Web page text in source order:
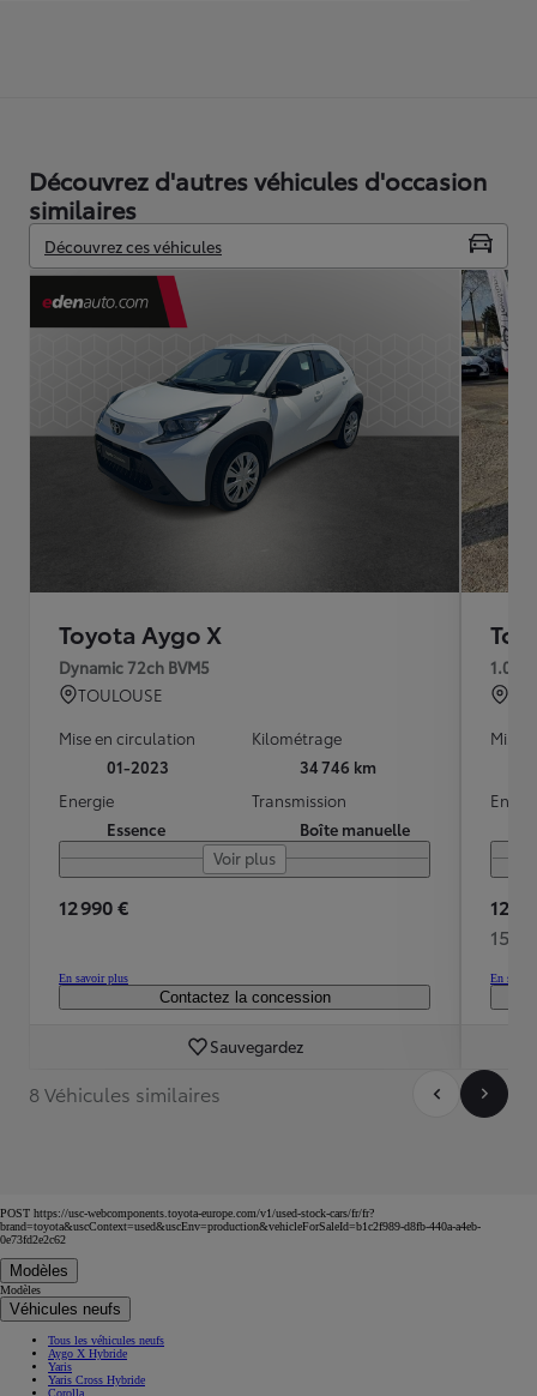
Découvrez d'autres véhicules d'occasion
similaires
Découvrez ces véhicules
Toyota Aygo X
Dynamic 72ch BVM5
TOULOUSE
Mise en circulation
01-2023
Kilométrage
34 746 km
Energie
Essence
Transmission
Boîte manuelle
Voir plus
12 990 €
En savoir plus
Contactez la concession
Sauvegardez
1.0
Mise
12
155
En
8 Véhicules similaires
POST https://usc-webcomponents.toyota-europe.com/v1/used-stock-cars/fr/fr?
brand=toyota&uscContext=used&uscEnv=production&vehicleForSaleId=b1c2f989-d8fb-440a-a4eb-
0e73fd2e2c62
Modèles
Modèles
Véhicules neufs
Tous les véhicules neufs
Aygo X Hybride
Yaris
Yaris Cross Hybride
Corolla